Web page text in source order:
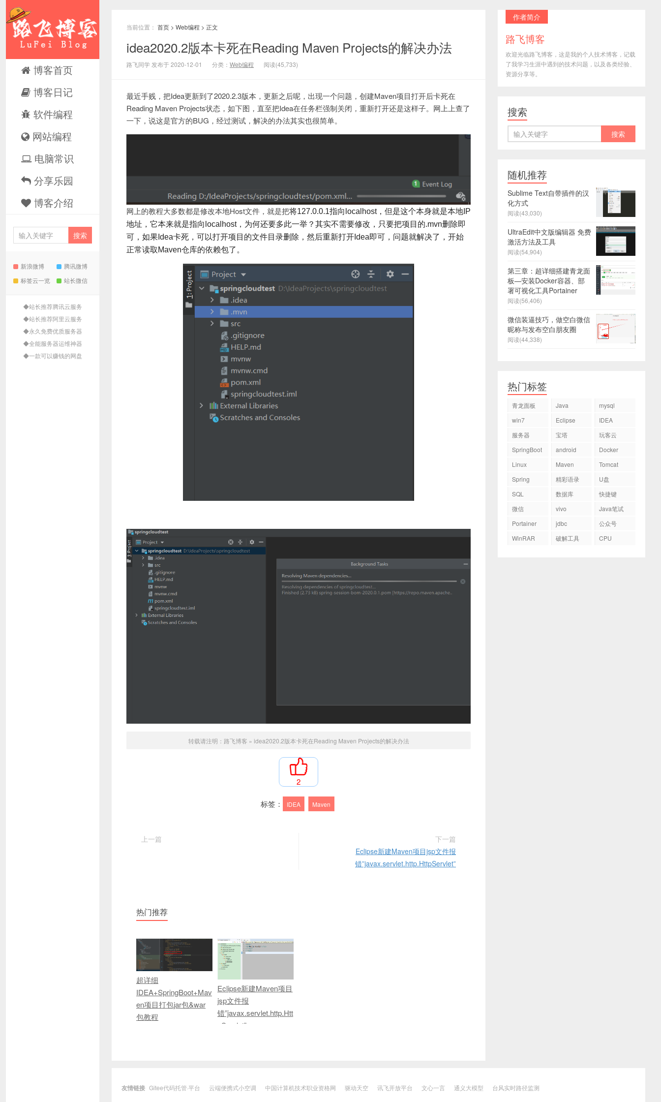
博客首页
博客日记
软件编程
网站编程
电脑常识
分享乐园
博客介绍
新浪微博
腾讯微博
标签云一览
站长微信
◆站长推荐腾讯云服务
◆站长推荐阿里云服务
◆永久免费优质服务器
◆全能服务器运维神器
◆一款可以赚钱的网盘
当前位置： 首页 > Web编程 > 正文
idea2020.2版本卡死在Reading Maven Projects的解决办法
路飞同学 发布于 2020-12-01 分类： Web编程 阅读(45,733)
最近手贱，把Idea更新到了2020.2.3版本，更新之后呢，出现一个问题，创建Maven项目打开后卡死在
Reading Maven Projects状态，如下图，直至把Idea在任务栏强制关闭，重新打开还是这样子。网上上查了
一下，说这是官方的BUG，经过测试，解决的办法其实也很简单。
网上的教程大多数都是修改本地Host文件，就是把将127.0.0.1指向localhost，但是这个本身就是本地IP
地址，它本来就是指向localhost，为何还要多此一举？其实不需要修改，只要把项目的.mvn删除即
可，如果Idea卡死，可以打开项目的文件目录删除，然后重新打开Idea即可，问题就解决了，开始
正常读取Maven仓库的依赖包了。
转载请注明： 路飞博客 » idea2020.2版本卡死在Reading Maven Projects的解决办法
2
标签： IDEA Maven
上一篇
下一篇
Eclipse新建Maven项目jsp文件报
错”javax.servlet.http.HttpServlet”
热门推荐
超详细
IDEA+SpringBoot+Mav
en项目打包jar包&war
包教程
Eclipse新建Maven项目
jsp文件报
错”javax.servlet.http.Htt
pServlet”
作者简介
路飞博客
欢迎光临路飞博客，这是我的个人技术博客，记载
了我学习生涯中遇到的技术问题，以及各类经验、
资源分享等。
搜索
随机推荐
Sublime Text自带插件的汉
化方式
阅读(43,030)
UltraEdit中文版编辑器 免费
激活方法及工具
阅读(54,904)
第三章：超详细搭建青龙面
板—安装Docker容器、部
署可视化工具Portainer
阅读(56,406)
微信装逼技巧，做空白微信
昵称与发布空白朋友圈
阅读(44,338)
热门标签
青龙面板 Java
mysql
win7
Eclipse
IDEA
服务器
宝塔
玩客云
SpringBoot
android
Docker
Linux
Maven
Tomcat
Spring
精彩语录
U盘
SQL
数据库
快捷键
微信
vivo
Java笔试
Portainer
jdbc
公众号
WinRAR
破解工具 CPU
友情链接 Gitee代码托管·平台 云端便携式小空调 中国计算机技术职业资格网 驱动天空 讯飞开放平台 文心一言 通义大模型 台风实时路径监测